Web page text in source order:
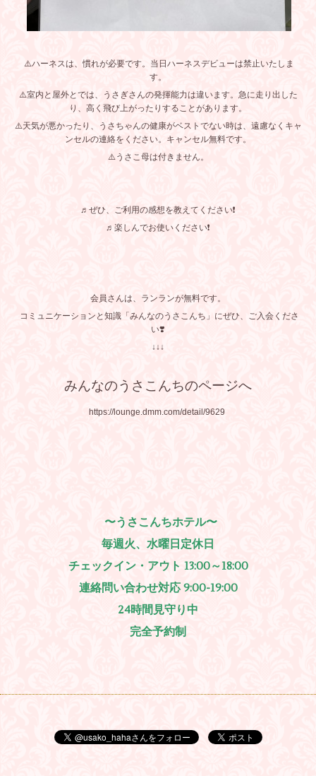
⚠️ハーネスは、慣れが必要です。当日ハーネスデビューは禁止いたしま
す。
⚠️室内と屋外とでは、うさぎさんの発揮能力は違います。急に走り出した
り、高く飛び上がったりすることがあります。
⚠️天気が悪かったり、うさちゃんの健康がベストでない時は、遠慮なくキャ
ンセルの連絡をください。キャンセル無料です。
⚠️うさこ母は付きません。
♬ぜひ、ご利用の感想を教えてください❗️
♬楽しんでお使いください❗️
会員さんは、ランランが無料です。
コミュニケーションと知識「みんなのうさこんち」にぜひ、ご入会くださ
い❣️
↓↓↓
みんなのうさこんちのページへ
https://lounge.dmm.com/detail/9629
〜うさこんちホテル〜
毎週火、水曜日定休日
チェックイン・アウト 13:00～18:00
連絡問い合わせ対応 9:00-19:00
24時間見守り中
完全予約制